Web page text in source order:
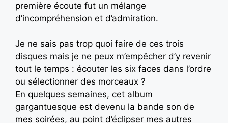
première écoute fut un mélange
d’incompréhension et d’admiration.
Je ne sais pas trop quoi faire de ces trois
disques mais je ne peux m’empêcher d’y revenir
tout le temps : écouter les six faces dans l’ordre
ou sélectionner des morceaux ?
En quelques semaines, cet album
gargantuesque est devenu la bande son de
mes soirées, au point d’éclipser mes autres